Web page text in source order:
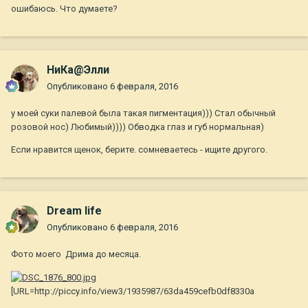
ошибаюсь. Что думаете?
НиКа@Элли
Опубликовано 6 февраля, 2016
у моей суки палевой была такая пигментация))) Стал обычный
розовой нос) Любимый)))) Обводка глаз и губ нормальная)
Если нравится щенок, берите. сомневаетесь - ищите другого.
Dream life
Опубликовано 6 февраля, 2016
Фото моего Дрима до месяца.
[URL=http://piccy.info/view3/1935987/63da459cefb0df8330a